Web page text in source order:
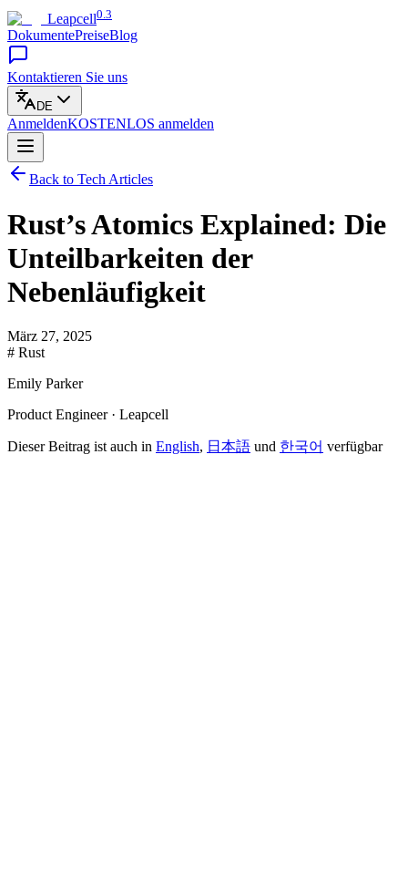
Leapcell0.3
DokumentePreiseBlog
Kontaktieren Sie uns
DE
AnmeldenKOSTENLOS anmelden
Back to Tech Articles
Rust’s Atomics Explained: Die
Unteilbarkeiten der
Nebenläufigkeit
März 27, 2025
# Rust
Emily Parker
Product Engineer · Leapcell
Dieser Beitrag ist auch in English, 日本語 und 한국어 verfügbar